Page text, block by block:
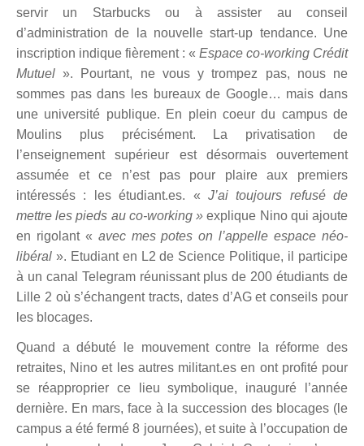
servir un Starbucks ou à assister au conseil
d’administration de la nouvelle start-up tendance. Une
inscription indique fièrement : « Espace co-working Crédit
Mutuel ». Pourtant, ne vous y trompez pas, nous ne
sommes pas dans les bureaux de Google… mais dans
une université publique. En plein coeur du campus de
Moulins plus précisément. La privatisation de
l’enseignement supérieur est désormais ouvertement
assumée et ce n’est pas pour plaire aux premiers
intéressés : les étudiant.es. « J’ai toujours refusé de
mettre les pieds au co-working » explique Nino qui ajoute
en rigolant « avec mes potes on l’appelle espace néo-
libéral ». Etudiant en L2 de Science Politique, il participe
à un canal Telegram réunissant plus de 200 étudiants de
Lille 2 oùs’échangent tracts, dates d’AG et conseils pour
les blocages.
Quand a débuté le mouvement contre la réforme des
retraites, Nino et les autres militant.es en ont profité pour
se réapproprier ce lieu symbolique, inauguré l’année
dernière. En mars, face à la succession des blocages (le
campus a étéfermé 8 journées), et suite à l’occupation de